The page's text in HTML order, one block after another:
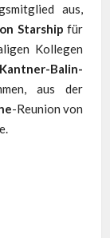
aus,
Starship für
Kollegen
Kantner-Balin-
aus der
-Reunion von